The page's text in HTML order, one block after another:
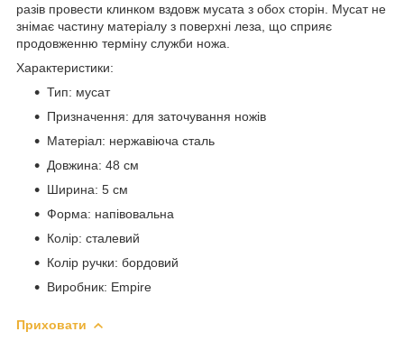
разів провести клинком вздовж мусата з обох сторін. Мусат не
знімає частину матеріалу з поверхні леза, що сприяє
продовженню терміну служби ножа.
Характеристики:
Тип: мусат
Призначення: для заточування ножів
Матеріал: нержавіюча сталь
Довжина: 48 см
Ширина: 5 см
Форма: напівовальна
Колір: сталевий
Колір ручки: бордовий
Виробник: Empire
Приховати